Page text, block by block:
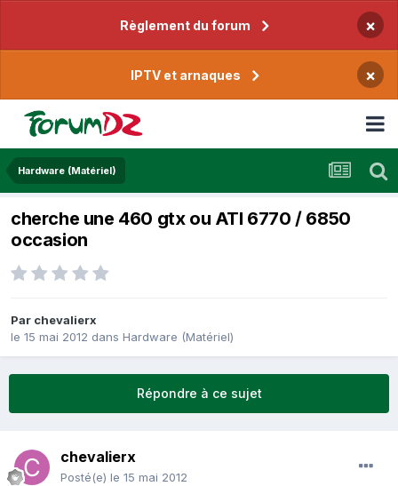
Règlement du forum ×
IPTV et arnaques ×
Hardware (Matériel)
cherche une 460 gtx ou ATI 6770 / 6850
occasion
Par chevalierx
le 15 mai 2012 dans Hardware (Matériel)
Répondre à ce sujet
chevalierx
Posté(e) le 15 mai 2012